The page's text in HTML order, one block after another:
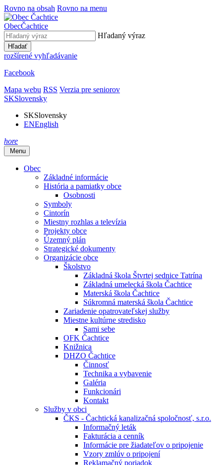
Rovno na obsah Rovno na menu
ObecČachtice
Hľadaný výraz
Hľadať
rozšírené vyhľadávanie
Facebook
Mapa webu RSS Verzia pre seniorov
SKSlovensky
SKSlovensky
ENEnglish
hore
Menu
Obec
Základné informácie
História a pamiatky obce
Osobnosti
Symboly
Cintorín
Miestny rozhlas a televízia
Projekty obce
Územný plán
Strategické dokumenty
Organizácie obce
Školstvo
Základná škola Štvrtej sednice Tatrína
Základná umelecká škola Čachtice
Materská škola Čachtice
Súkromná materská škola Čachtice
Zariadenie opatrovateľskej služby
Miestne kultúrne stredisko
Sami sebe
OFK Čachtice
Knižnica
DHZO Čachtice
Činnosť
Technika a vybavenie
Galéria
Funkcionári
Kontakt
Služby v obci
ČKS - Čachtická kanalizačná spoločnosť, s.r.o.
Informačný leták
Fakturácia a cenník
Informácie pre žiadateľov o pripojenie
Vzory zmlúv o pripojení
Reklamačný poriadok